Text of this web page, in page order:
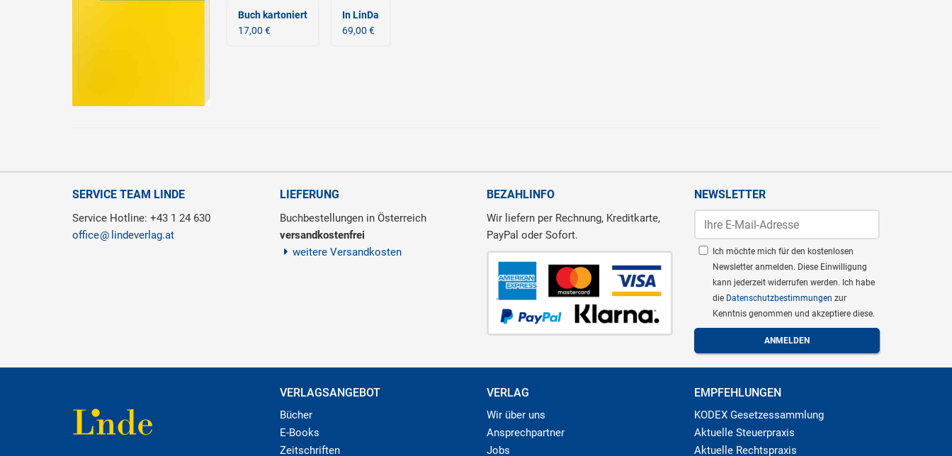
Buch kartoniert
17,00 €
In LinDa
69,00 €
SERVICE TEAM LINDE
Service Hotline: +43 1 24 630
office
lindeverlag.at
LIEFERUNG
Buchbestellungen in Österreich
versandkostenfrei
weitere Versandkosten
BEZAHLINFO
Wir liefern per Rechnung, Kreditkarte,
PayPal oder Sofort.
NEWSLETTER
Ich möchte mich für den kostenlosen
Newsletter anmelden. Diese Einwilligung
kann jederzeit widerrufen werden. Ich habe
die Datenschutzbestimmungen zur
Kenntnis genommen und akzeptiere diese.
VERLAGSANGEBOT
Bücher
E-Books
Zeitschriften
VERLAG
Wir über uns
Ansprechpartner
Jobs
EMPFEHLUNGEN
KODEX Gesetzessammlung
Aktuelle Steuerpraxis
Aktuelle Rechtspraxis